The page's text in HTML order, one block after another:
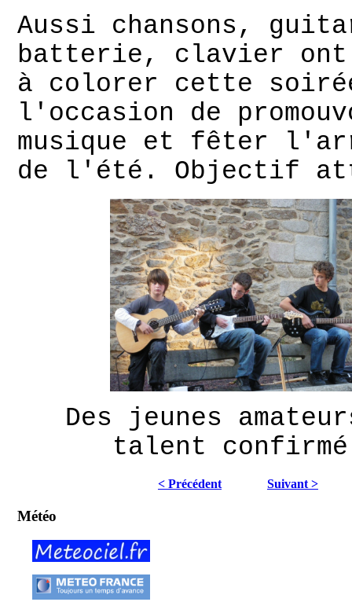
Aussi chansons,
batterie, clavier
à colorer cette
l'occasion de
musique et fêter
de l'été. Objectif
Des jeunes
talent
< Précédent Suivant >
Météo